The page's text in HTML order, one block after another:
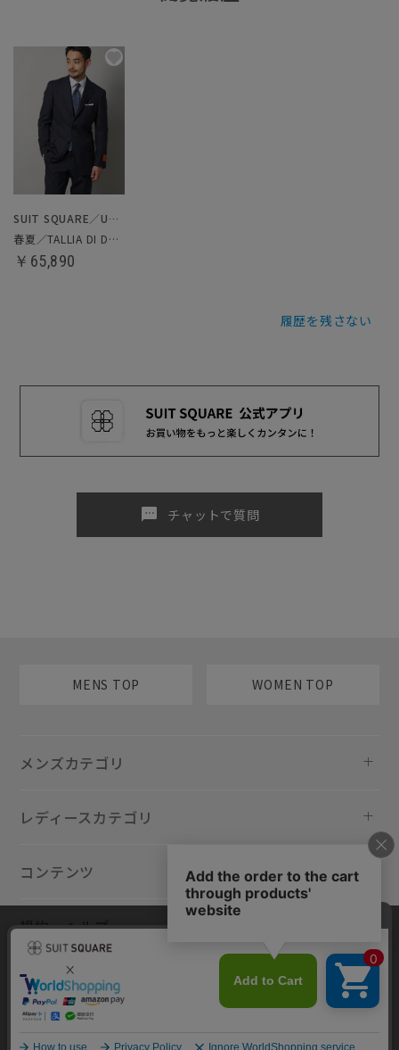
SUIT SQUARE／UNIVERSAL LANGUAGE
春夏／TALLIA DI DELFINO／スーツ
￥65,890
履歴を残さない
sms チャットで質問
MENS TOP WOMEN TOP
メンズカテゴリ
レディースカテゴリ
コンテンツ
規約・ヘルプ
当サイトでは利用体験の向上およびコンテンツの最適な提供、トラフィ
ックの分析を目的としてCookieを使用しています。サイトの閲覧を継続
された場合、Cookieの利用に同意したものといたします。詳細について
はプライバシーポリシー をご確認ください。
同意して閉じる